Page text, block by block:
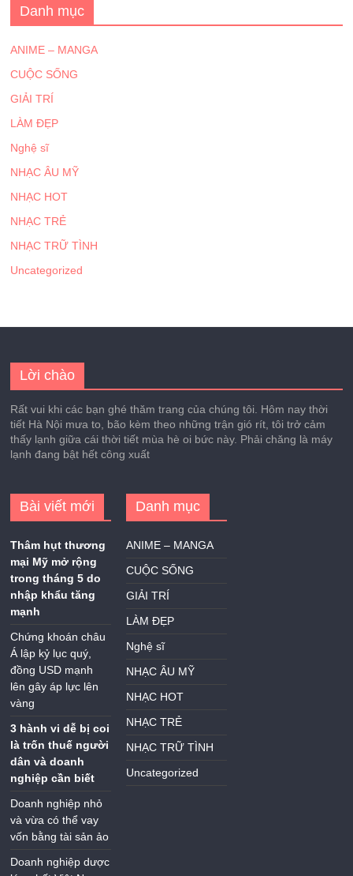
Danh mục
ANIME – MANGA
CUỘC SỐNG
GIẢI TRÍ
LÀM ĐẸP
Nghệ sĩ
NHẠC ÂU MỸ
NHẠC HOT
NHẠC TRẺ
NHẠC TRỮ TÌNH
Uncategorized
Lời chào
Rất vui khi các bạn ghé thăm trang của chúng tôi. Hôm nay thời
tiết Hà Nội mưa to, bão kèm theo những trận gió rít, tôi trở cảm
thấy lạnh giữa cái thời tiết mùa hè oi bức này. Phải chăng là máy
lạnh đang bật hết công xuất
Bài viết mới
Thâm hụt thương
mại Mỹ mở rộng
trong tháng 5 do
nhập khẩu tăng
mạnh
Chứng khoán châu
Á lập kỷ lục quý,
đồng USD mạnh
lên gây áp lực lên
vàng
3 hành vi dễ bị coi
là trốn thuế người
dân và doanh
nghiệp cần biết
Doanh nghiệp nhỏ
và vừa có thể vay
vốn bằng tài sản ảo
Doanh nghiệp dược
Danh mục
ANIME – MANGA
CUỘC SỐNG
GIẢI TRÍ
LÀM ĐẸP
Nghệ sĩ
NHẠC ÂU MỸ
NHẠC HOT
NHẠC TRẺ
NHẠC TRỮ TÌNH
Uncategorized